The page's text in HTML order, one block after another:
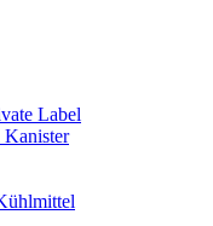
Label
Kanister